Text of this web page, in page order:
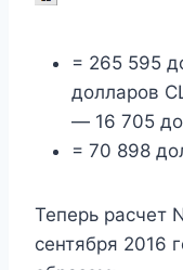
= 265 595
долларов
— 16 705
= 70 898
Теперь расчет
сентября 2016